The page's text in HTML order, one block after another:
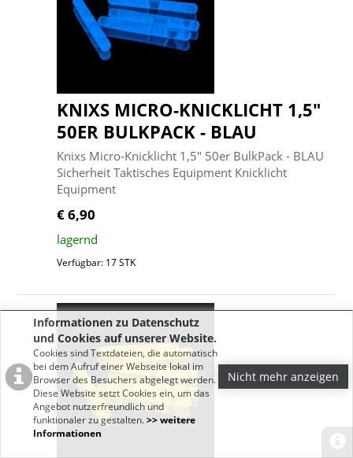
Informationen zu Datenschutz
und Cookies auf unserer Website.
Cookies sind Textdateien, die automatisch
bei dem Aufruf einer Webseite lokal im
Browser des Besuchers abgelegt werden.
Diese Website setzt Cookies ein, um das
Angebot nutzerfreundlich und
funktionaler zu gestalten.>> weitere
Informationen
Nicht mehr anzeigen
KNIXS MICRO-KNICKLICHT 1,5"
50ER BULKPACK - BLAU
Knixs Micro-Knicklicht 1,5" 50er BulkPack - BLAU
Sicherheit Taktisches Equipment Knicklicht
Equipment
€ 6,90
lagernd
Verfügbar: 17 STK